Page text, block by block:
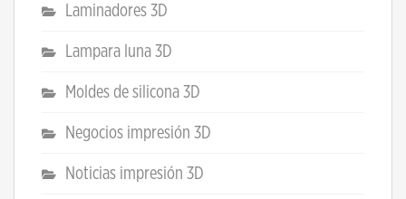
Laminadores 3D
Lampara luna 3D
Moldes de silicona 3D
Negocios impresión 3D
Noticias impresión 3D